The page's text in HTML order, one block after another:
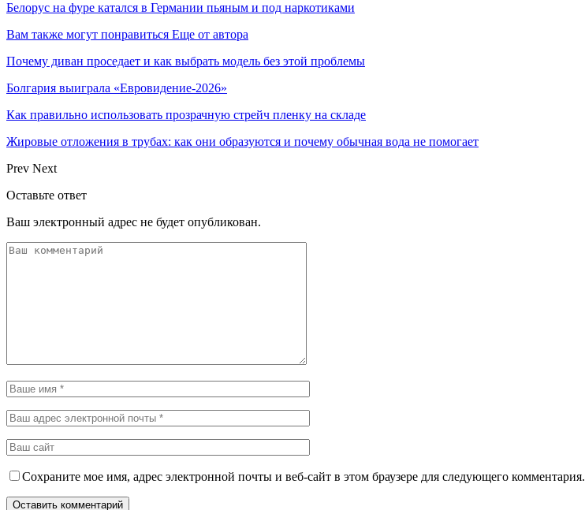
Белорус на фуре катался в Германии пьяным и под наркотиками
Вам также могут понравиться Еще от автора
Почему диван проседает и как выбрать модель без этой проблемы
Болгария выиграла «Евровидение-2026»
Как правильно использовать прозрачную стрейч пленку на складе
Жировые отложения в трубах: как они образуются и почему обычная вода не помогает
Prev Next
Оставьте ответ
Ваш электронный адрес не будет опубликован.
Сохраните мое имя, адрес электронной почты и веб-сайт в этом браузере для следующего комментария.